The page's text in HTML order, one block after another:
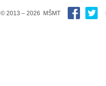
© 2013 – 2026 MŠMT